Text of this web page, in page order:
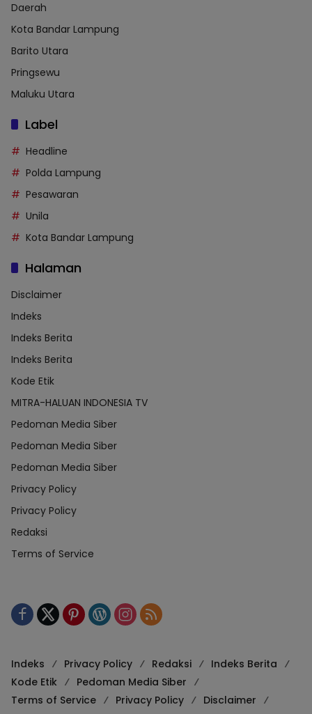
Daerah
Kota Bandar Lampung
Barito Utara
Pringsewu
Maluku Utara
Label
Headline
Polda Lampung
Pesawaran
Unila
Kota Bandar Lampung
Halaman
Disclaimer
Indeks
Indeks Berita
Indeks Berita
Kode Etik
MITRA-HALUAN INDONESIA TV
Pedoman Media Siber
Pedoman Media Siber
Pedoman Media Siber
Privacy Policy
Privacy Policy
Redaksi
Terms of Service
Indeks Privacy Policy Redaksi
Indeks Berita
Kode Etik
Pedoman Media Siber
Terms of Service
Privacy Policy
Disclaimer